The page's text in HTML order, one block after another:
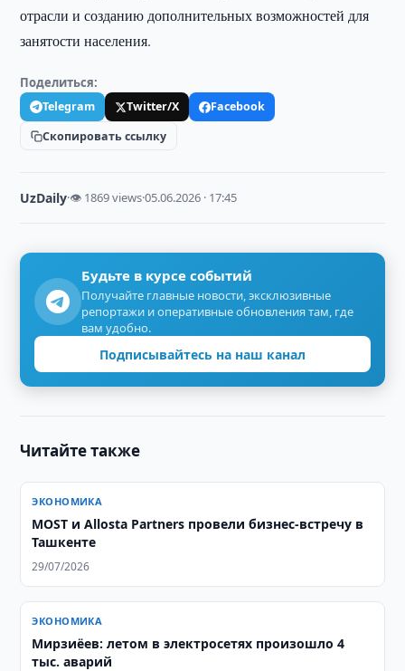
отрасли и созданию дополнительных возможностей для
занятости населения.
Поделиться:
Telegram Twitter/X
Facebook
Скопировать ссылку
UzDaily·👁 1869 views·05.06.2026 · 17:45
Будьте в курсе событий
Получайте главные новости, эксклюзивные
репортажи и оперативные обновления там, где
вам удобно.
Подписывайтесь на наш канал
Читайте также
ЭКОНОМИКА
MOST и Allosta Partners провели бизнес-встречу в
Ташкенте
29/07/2026
ЭКОНОМИКА
Мирзиёев: летом в электросетях произошло 4
тыс. аварий